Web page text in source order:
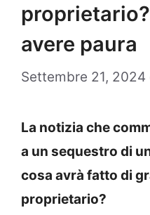
avere paura
Settembre 21, 2024
La notizia che
a un sequestro di
cosa avrà fatto di
proprietario?